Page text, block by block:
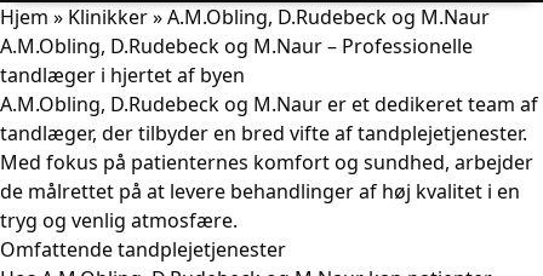
Hjem » Klinikker»A.M.Obling, D.Rudebeck og M.Naur
A.M.Obling, D.Rudebeck og M.Naur – Professionelle
tandlæger i hjertet af byen
A.M.Obling, D.Rudebeck og M.Naur er et dedikeret team af
tandlæger, der tilbyder en bred vifte af tandplejetjenester.
Med fokus på patienternes komfort og sundhed, arbejder
de målrettet på at levere behandlinger af høj kvalitet i en
tryg og venlig atmosfære.
Omfattende tandplejetjenester